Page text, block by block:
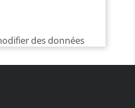
des données